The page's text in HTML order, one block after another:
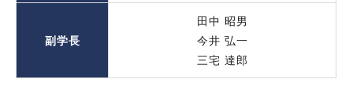
副学長
田中 昭男
今井 弘一
三宅 達郎